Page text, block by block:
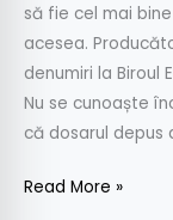
să fie cel mai
acesea.
denumiri la Biroul
Nu se cunoaște
că dosarul depus
Read More »